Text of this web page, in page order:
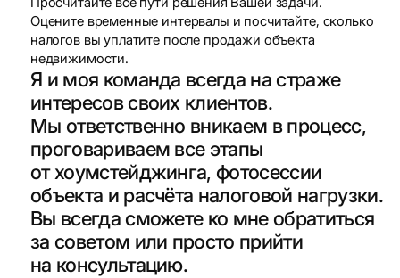
Оцените временные интервалы и посчитайте, сколько
налогов вы уплатите после продажи объекта
недвижимости.
Я и моя команда всегда на страже
интересов своих клиентов.
Мы ответственно вникаем в процесс,
проговариваем все этапы
от хоумстейджинга, фотосессии
объекта и расчёта налоговой нагрузки.
Вы всегда сможете ко мне обратиться
за советом или просто прийти
на консультацию.